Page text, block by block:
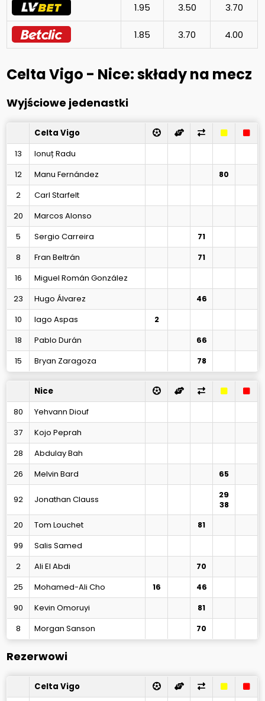
1.95 3.50 3.70
1.85 3.70 4.00
Celta Vigo - Nice: składy na mecz
Wyjściowe jedenastki
Celta Vigo
13
Ionuț Radu
12
Manu Fernández 80
2
Carl Starfelt
20
Marcos Alonso
5
Sergio Carreira 71
8 Fran Beltrán 71
16
Miguel Román González
23
Hugo Álvarez 46
10 Iago Aspas 2
18 Pablo Durán 66
15 Bryan Zaragoza 78
Nice
80
Yehvann Diouf
37
Kojo Peprah
28
Abdulay Bah
26
Melvin Bard 65
92 Jonathan Clauss
29
38
20 Tom Louchet 81
99
Salis Samed
2
Ali El Abdi 70
25 Mohamed-Ali Cho 16 46
90 Kevin Omoruyi 81
8 Morgan Sanson 70
Rezerwowi
Celta Vigo